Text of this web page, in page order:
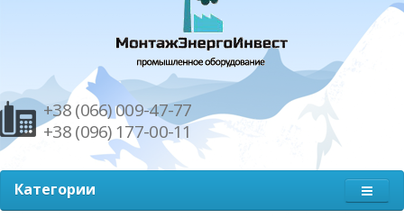
+38 (066) 009-47-77
+38 (096) 177-00-11
Категории